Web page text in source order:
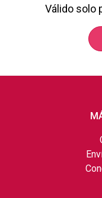
Válido solo